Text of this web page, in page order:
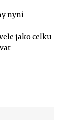
nyní
jako celku